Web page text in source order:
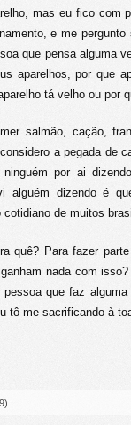
mas eu fico com
e me
que pensa alguma
aparelhos, por que
tá velho ou por
salmão, cação,
a pegada de
por ai
alguém dizendo é
de muitos
quê? Para fazer
nada com
que faz
tô me sacrificando à